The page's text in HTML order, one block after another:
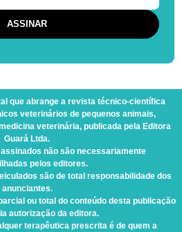
que abrange a revista técnico-científica
veterinários de pequenos animais,
veterinária, publicada pela Editora
Guará Ltda.
não são necessariamente
pelos editores.
são de total responsabilidade dos
anunciantes.
ou total do conteúdo desta publicação
autorização da editora.
terapêutica prescrita é de quem a